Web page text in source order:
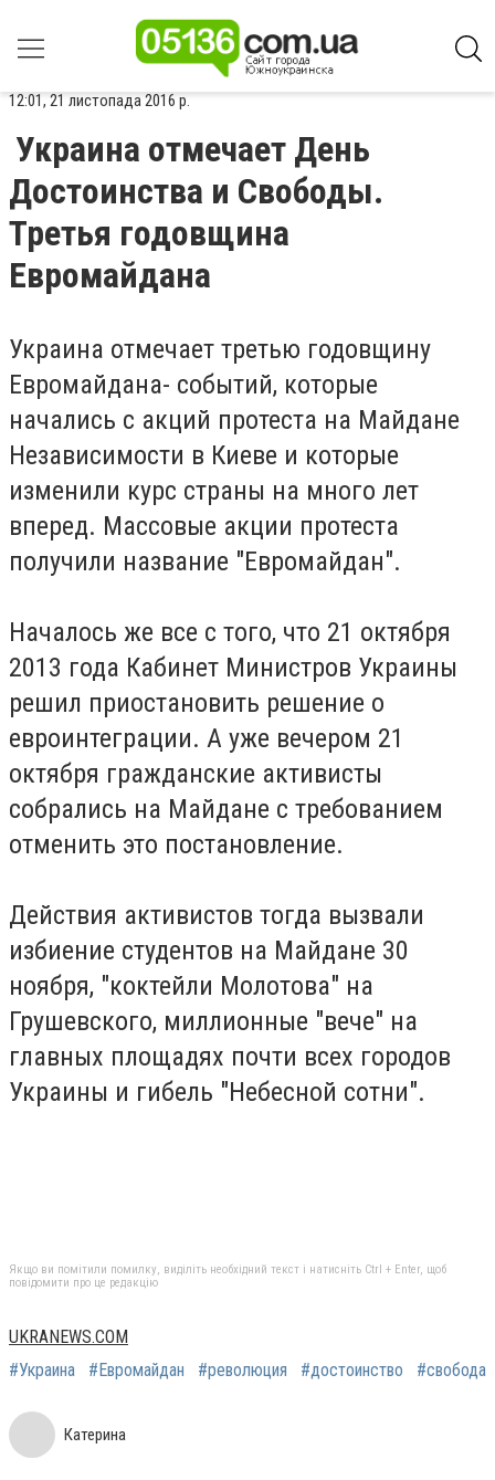
12:01, 21 листопада 2016 р.
Украина отмечает День
Достоинства и Свободы.
Третья годовщина
Евромайдана
Украина отмечает третью годовщину
Евромайдана- событий, которые
начались с акций протеста на Майдане
Независимости в Киеве и которые
изменили курс страны на много лет
вперед. Массовые акции протеста
получили название "Евромайдан".
Началось же все с того, что 21 октября
2013 года Кабинет Министров Украины
решил приостановить решение о
евроинтеграции. А уже вечером 21
октября гражданские активисты
собрались на Майдане с требованием
отменить это постановление.
Действия активистов тогда вызвали
избиение студентов на Майдане 30
ноября, "коктейли Молотова" на
Грушевского, миллионные "вече" на
главных площадях почти всех городов
Украины и гибель "Небесной сотни".
Якщо ви помітили помилку, виділіть необхідний текст і натисніть Ctrl + Enter, щоб
повідомити про це редакцію
UKRANEWS.COM
#Украина
#Евромайдан #революция #достоинство #свобода
Катерина